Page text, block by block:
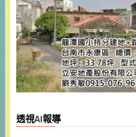
透視AI報導